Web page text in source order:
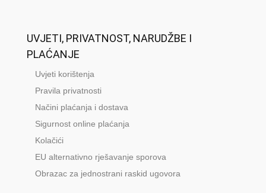
UVJETI, PRIVATNOST, NARUDŽBE I
PLAĆANJE
Uvjeti korištenja
Pravila privatnosti
Načini plaćanja i dostava
Sigurnost online plaćanja
Kolačići
EU alternativno rješavanje sporova
Obrazac za jednostrani raskid ugovora